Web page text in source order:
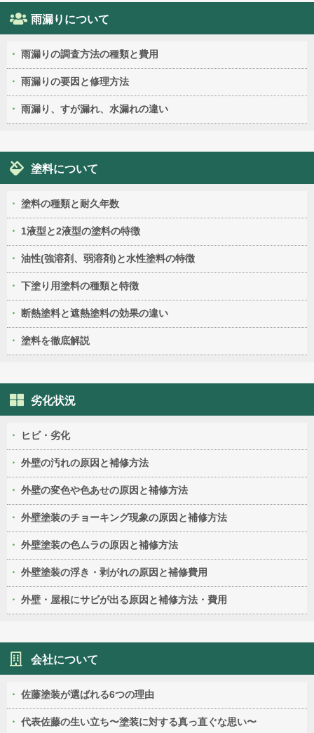
雨漏りについて
雨漏りの調査方法の種類と費用
雨漏りの要因と修理方法
雨漏り、すが漏れ、水漏れの違い
塗料について
塗料の種類と耐久年数
1液型と2液型の塗料の特徴
油性(強溶剤、弱溶剤)と水性塗料の特徴
下塗り用塗料の種類と特徴
断熱塗料と遮熱塗料の効果の違い
塗料を徹底解説
劣化状況
ヒビ・劣化
外壁の汚れの原因と補修方法
外壁の変色や色あせの原因と補修方法
外壁塗装のチョーキング現象の原因と補修方法
外壁塗装の色ムラの原因と補修方法
外壁塗装の浮き・剥がれの原因と補修費用
外壁・屋根にサビが出る原因と補修方法・費用
会社について
佐藤塗装が選ばれる6つの理由
代表佐藤の生い立ち〜塗装に対する真っ直ぐな思い〜